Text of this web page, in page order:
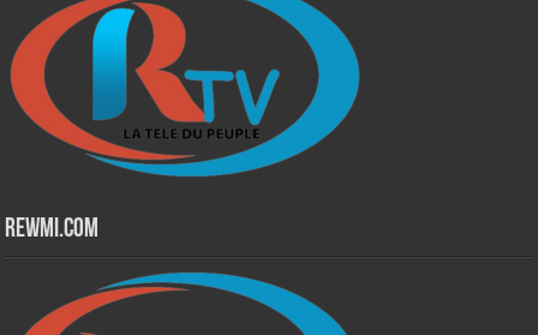
Rewmi.Com